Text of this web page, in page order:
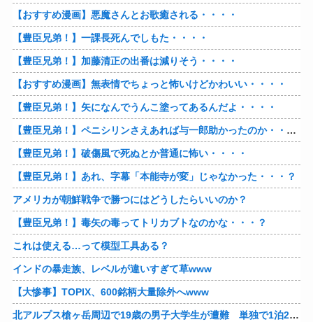
【おすすめ漫画】悪魔さんとお歌癒される・・・・
【豊臣兄弟！】一課長死んでしもた・・・・
【豊臣兄弟！】加藤清正の出番は減りそう・・・・
【おすすめ漫画】無表情でちょっと怖いけどかわいい・・・・
【豊臣兄弟！】矢になんでうんこ塗ってあるんだよ・・・・
【豊臣兄弟！】ペニシリンさえあれば与一郎助かったのか・・・？
【豊臣兄弟！】破傷風で死ぬとか普通に怖い・・・・
【豊臣兄弟！】あれ、字幕「本能寺が変」じゃなかった・・・？
アメリカが朝鮮戦争で勝つにはどうしたらいいのか？
【豊臣兄弟！】毒矢の毒ってトリカブトなのかな・・・？
これは使える…って模型工具ある？
インドの暴走族、レベルが違いすぎて草www
【大惨事】TOPIX、600銘柄大量除外へwww
北アルプス槍ヶ岳周辺で19歳の男子大学生が遭難 単独で1泊2日の予定で入山も連絡取れず 警察が9日以降捜索予定